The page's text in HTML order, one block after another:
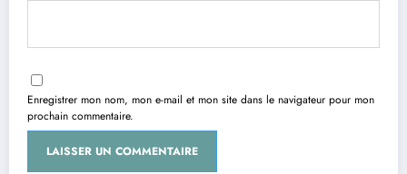
Enregistrer mon nom, mon e-mail et mon site dans le navigateur pour mon
prochain commentaire.